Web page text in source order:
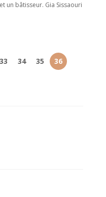
un bâtisseur. Gia Sissaouri
33 34 35 36